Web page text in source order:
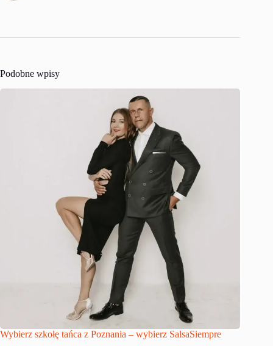
Podobne wpisy
Wybierz szkołę tańca z Poznania – wybierz SalsaSiempre